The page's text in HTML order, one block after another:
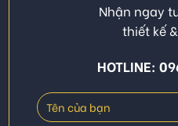
Nhận ngay
thiết kế
HOTLINE: